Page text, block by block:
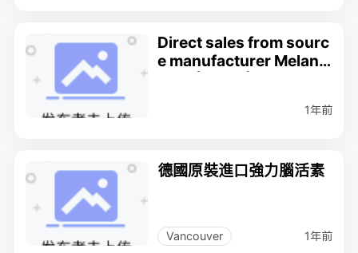
Direct sales from sourc
e manufacturer Melano
1年前
德國原裝進口強力腦活素
Vancouver 1年前